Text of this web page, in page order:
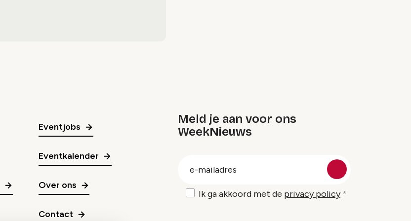
Eventjobs
Eventkalender
Over ons
Contact
Meld je aan voor ons
WeekNieuws
Ik ga akkoord met de privacy policy